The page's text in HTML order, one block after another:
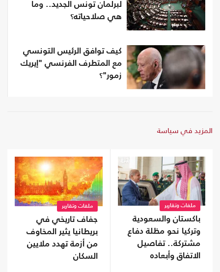
لبرلمان تونس الجديد.. وما
هي صلاحياته؟
كيف توافق الرئيس التونسي
مع المتطرف الفرنسي "إيريك
زمور"؟
المزيد في سياسة
ملفات وتقارير
باكستان والسعودية
وتركيا نحو مظلة دفاع
مشتركة.. تفاصيل
الاتفاق وأبعاده
ملفات وتقارير
جفاف تاريخي في
بريطانيا يثير المخاوف
من أزمة تهدد ملايين
السكان